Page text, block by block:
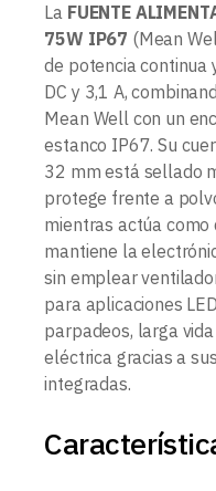
La FUENTE
75W IP67 (Mean
de potencia continua
DC y 3,1 A,
Mean Well con un
estanco IP67. Su
32 mm está sellado
protege frente a
mientras actúa como
mantiene la
sin emplear
para aplicaciones
parpadeos, larga
eléctrica gracias a
integradas.